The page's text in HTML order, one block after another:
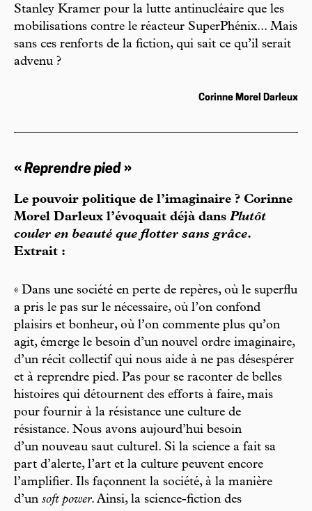
Stanley Kramer pour la lutte antinucléaire que les
mobilisations contre le réacteur SuperPhénix... Mais
sans ces renforts de la fiction, qui sait ce qu’il serait
advenu ?
Corinne Morel Darleux
« Reprendre pied »
Le pouvoir politique de l’imaginaire ? Corinne
Morel Darleux l’évoquait déjà dans Plutôt
couler en beauté que flotter sans grâce.
Extrait :
« Dans une société en perte de repères, où le superflu
a pris le pas sur le nécessaire, où l’on confond
plaisirs et bonheur, où l’on commente plus qu’on
agit, émerge le besoin d’un nouvel ordre imaginaire,
d’un récit collectif qui nous aide à ne pas désespérer
et à reprendre pied. Pas pour se raconter de belles
histoires qui détournent des efforts à faire, mais
pour fournir à la résistance une culture de
résistance. Nous avons aujourd’hui besoin
d’un nouveau saut culturel. Si la science a fait sa
part d’alerte, l’art et la culture peuvent encore
l’amplifier. Ils façonnent la société, à la manière
d’un soft power. Ainsi, la science-fiction des